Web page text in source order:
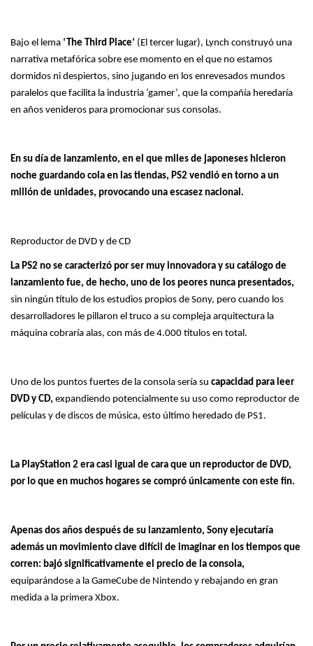
Bajo el lema ‘The Third Place’ (El tercer lugar), Lynch construyó una
narrativa metafórica sobre ese momento en el que no estamos
dormidos ni despiertos, sino jugando en los enrevesados mundos
paralelos que facilita la industria ‘gamer’, que la compañía heredaría
en años venideros para promocionar sus consolas.
En su día de lanzamiento, en el que miles de japoneses hicieron
noche guardando cola en las tiendas, PS2 vendió en torno a un
millón de unidades, provocando una escasez nacional.
Reproductor de DVD y de CD
La PS2 no se caracterizó por ser muy innovadora y su catálogo de
lanzamiento fue, de hecho, uno de los peores nunca presentados,
sin ningún título de los estudios propios de Sony, pero cuando los
desarrolladores le pillaron el truco a su compleja arquitectura la
máquina cobraría alas, con más de 4.000 títulos en total.
Uno de los puntos fuertes de la consola sería su capacidad para leer
DVD y CD, expandiendo potencialmente su uso como reproductor de
películas y de discos de música, esto último heredado de PS1.
La PlayStation 2 era casi igual de cara que un reproductor de DVD,
por lo que en muchos hogares se compró únicamente con este fin.
Apenas dos años después de su lanzamiento, Sony ejecutaría
además un movimiento clave difícil de imaginar en los tiempos que
corren: bajó significativamente el precio de la consola,
equiparándose a la GameCube de Nintendo y rebajando en gran
medida a la primera Xbox.